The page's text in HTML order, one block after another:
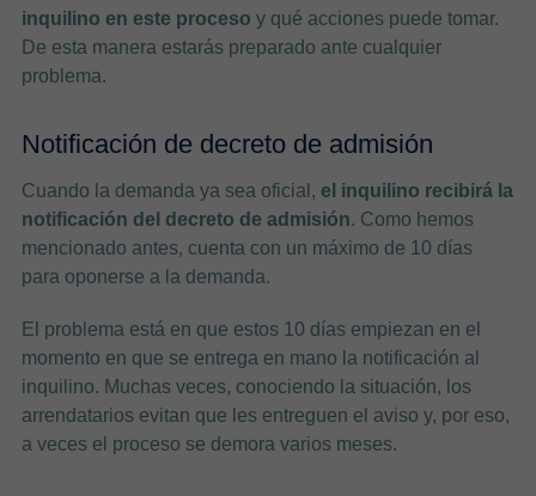
inquilino en este proceso y qué acciones puede tomar.
De esta manera estarás preparado ante cualquier
problema.
Notificación de decreto de admisión
Cuando la demanda ya sea oficial, el inquilino recibirá la
notificación del decreto de admisión. Como hemos
mencionado antes, cuenta con un máximo de 10 días
para oponerse a la demanda.
El problema está en que estos 10 días empiezan en el
momento en que se entrega en mano la notificación al
inquilino. Muchas veces, conociendo la situación, los
arrendatarios evitan que les entreguen el aviso y, por eso,
a veces el proceso se demora varios meses.